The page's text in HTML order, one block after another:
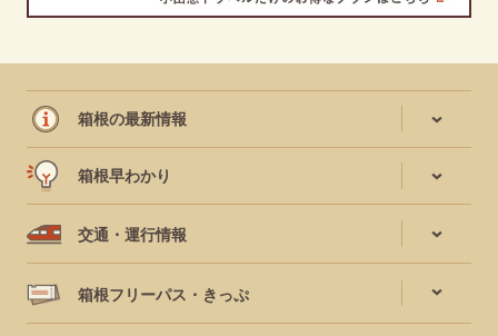
箱根の最新情報
箱根早わかり
交通・運行情報
箱根フリーパス・きっぷ